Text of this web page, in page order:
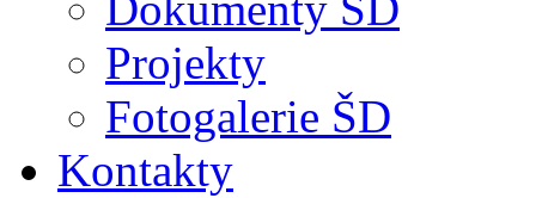
Projekty
Fotogalerie ŠD
Kontakty